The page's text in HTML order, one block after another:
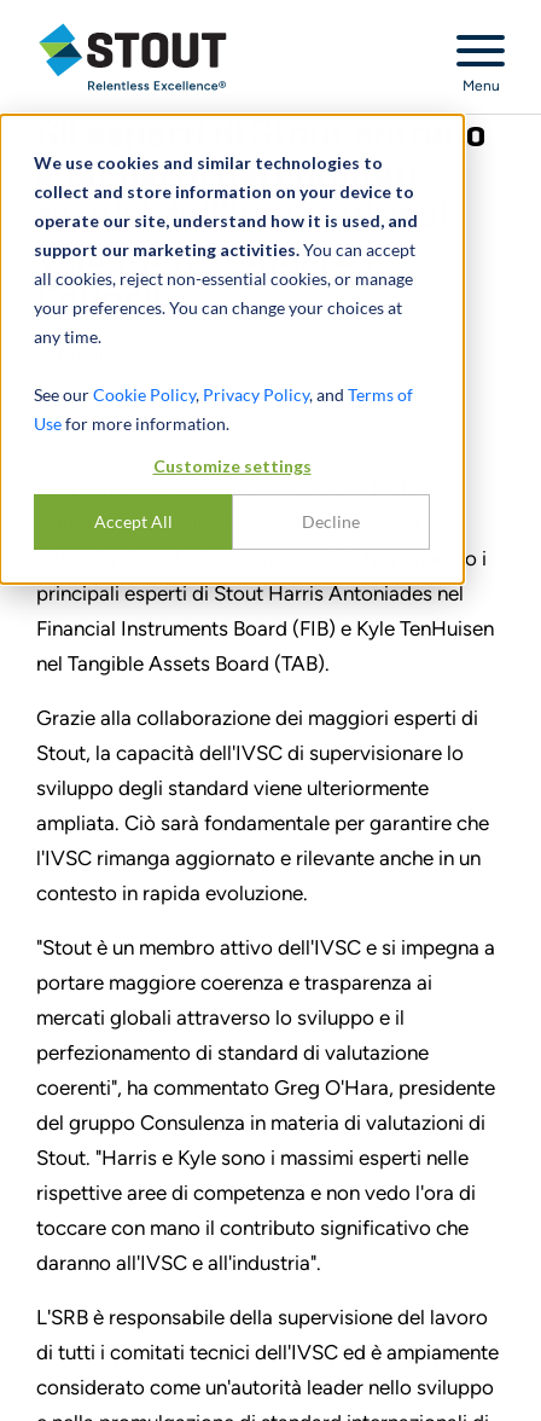
We use cookies and similar technologies to
collect and store information on your device to
operate our site, understand how it is used, and
support our marketing activities.You can accept
all cookies, reject non-essential cookies, or manage
your preferences. You can change your choices at
any time.
See ourCookie Policy, Privacy Policy, and Terms of
Usefor more information.
Customize settings
Accept All Decline
Stout Relentless Excellence
Menu
Gli esperti di Stout entrano
a far parte dei comitati
tecnici dell'International
Valuation Standards
Council
February 28, 2023
CONDIVIDERE
Per promuovere e migliorare gli standard di
valutazione a livello globale, l'International
Valuation Standards Council (IVSC) ha nominato i
principali esperti diStoutHarris Antoniades nel
Financial Instruments Board (FIB) e Kyle TenHuisen
nel Tangible Assets Board (TAB).
Grazie alla collaborazione dei maggiori esperti di
Stout, la capacità dell'IVSC di supervisionare lo
sviluppo degli standard viene ulteriormente
ampliata. Ciò sarà fondamentale per garantire che
l'IVSC rimanga aggiornato e rilevante anche in un
contesto in rapida evoluzione.
"Stout è un membro attivo dell'IVSC e si impegna a
portare maggiore coerenza e trasparenza ai
mercati globali attraverso lo sviluppo e il
perfezionamento di standard di valutazione
coerenti", ha commentato Greg O'Hara, presidente
del gruppo Consulenza in materia di valutazioni di
Stout. "Harris e Kyle sono i massimi esperti nelle
rispettive aree di competenza e non vedo l'ora di
toccare con mano il contributo significativo che
daranno all'IVSC e all'industria".
L'SRB è responsabile della supervisione del lavoro
di tutti i comitati tecnici dell'IVSC ed è ampiamente
considerato come un'autorità leader nello sviluppo